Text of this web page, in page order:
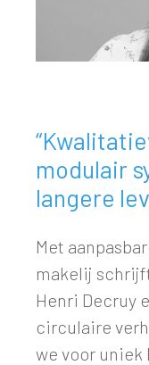
modulair
langere
Met
makelij
Henri Decruy
circulaire
we voor uniek